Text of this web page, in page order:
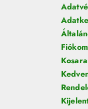
Fiókom